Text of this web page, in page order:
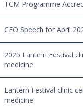
TCM Programme
CEO Speech for April
2025 Lantern Festival
medicine
Lantern Festival clinic
medicine